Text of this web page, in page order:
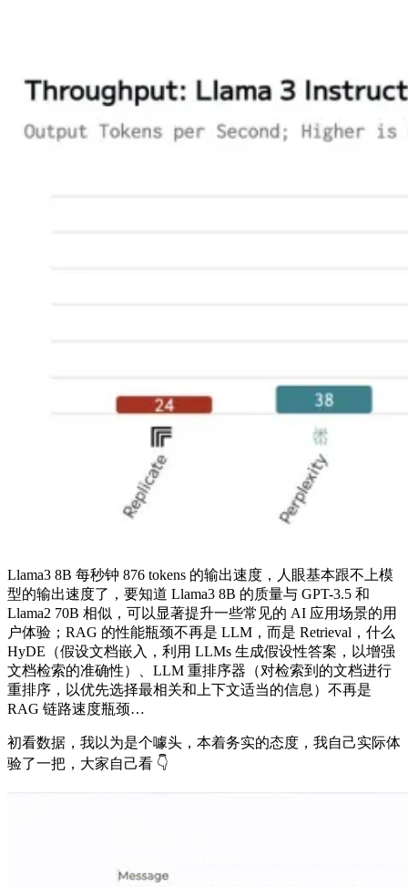
Llama3 8B 每秒钟 876 tokens 的输出速度，人眼基本跟不上模
型的输出速度了，要知道 Llama3 8B 的质量与 GPT-3.5 和
Llama2 70B 相似，可以显著提升一些常见的 AI 应用场景的用
户体验；RAG 的性能瓶颈不再是 LLM，而是 Retrieval，什么
HyDE（假设⽂档嵌⼊，利⽤ LLMs ⽣成假设性答案，以增强
⽂档检索的准确性）、LLM 重排序器（对检索到的⽂档进⾏
重排序，以优先选择最相关和上下⽂适当的信息）不再是
RAG 链路速度瓶颈…
初看数据，我以为是个噱头，本着务实的态度，我自己实际体
验了一把，大家自己看 👇